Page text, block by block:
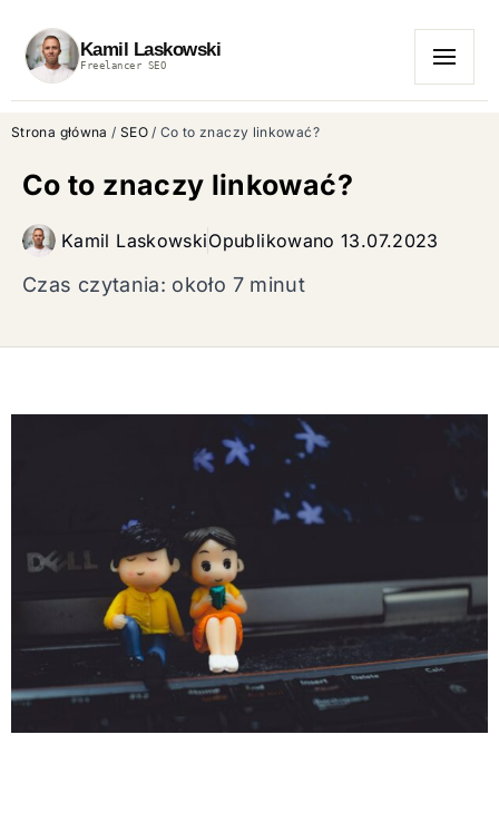
Kamil Laskowski
Freelancer SEO
Strona główna / SEO/ Co to znaczy linkować?
Co to znaczy linkować?
Kamil LaskowskiOpublikowano 13.07.2023
Czas czytania: około 7 minut